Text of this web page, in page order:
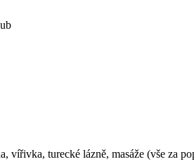
vířivka, turecké lázně, masáže (vše za